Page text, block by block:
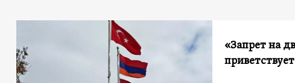
«Запрет на